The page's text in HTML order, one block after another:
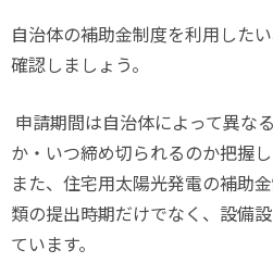
自治体の補助金制度を利用した
確認しましょう。
申請期間は自治体によって異な
か・いつ締め切られるのか把握
また、住宅用太陽光発電の補助
類の提出時期だけでなく、設備
ています。